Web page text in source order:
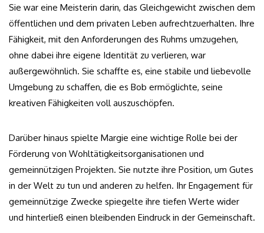
Sie war eine Meisterin darin, das Gleichgewicht zwischen dem
öffentlichen und dem privaten Leben aufrechtzuerhalten. Ihre
Fähigkeit, mit den Anforderungen des Ruhms umzugehen,
ohne dabei ihre eigene Identität zu verlieren, war
außergewöhnlich. Sie schaffte es, eine stabile und liebevolle
Umgebung zu schaffen, die es Bob ermöglichte, seine
kreativen Fähigkeiten voll auszuschöpfen.
Darüber hinaus spielte Margie eine wichtige Rolle bei der
Förderung von Wohltätigkeitsorganisationen und
gemeinnützigen Projekten. Sie nutzte ihre Position, um Gutes
in der Welt zu tun und anderen zu helfen. Ihr Engagement für
gemeinnützige Zwecke spiegelte ihre tiefen Werte wider
und hinterließ einen bleibenden Eindruck in der Gemeinschaft.